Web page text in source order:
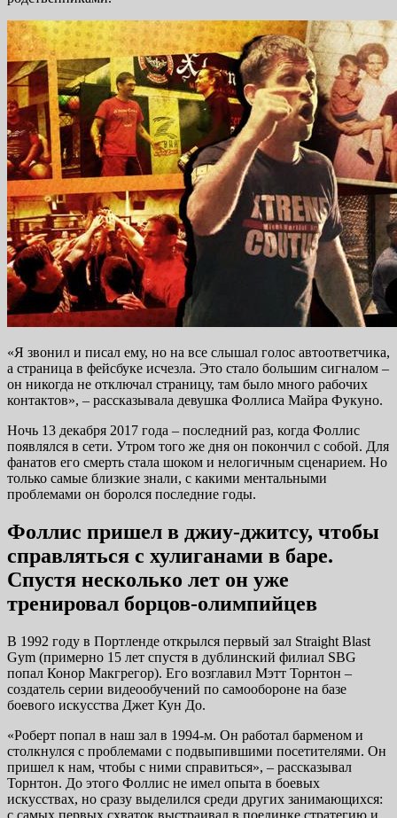
«Я звонил и писал ему, но на все слышал голос автоответчика,
а страница в фейсбуке исчезла. Это стало большим сигналом –
он никогда не отключал страницу, там было много рабочих
контактов», – рассказывала девушка Фоллиса Майра Фукуно.
Ночь 13 декабря 2017 года – последний раз, когда Фоллис
появлялся в сети. Утром того же дня он покончил с собой. Для
фанатов его смерть стала шоком и нелогичным сценарием. Но
только самые близкие знали, с какими ментальными
проблемами он боролся последние годы.
Фоллис пришел в джиу-джитсу, чтобы
справляться с хулиганами в баре.
Спустя несколько лет он уже
тренировал борцов-олимпийцев
В 1992 году в Портленде открылся первый зал Straight Blast
Gym (примерно 15 лет спустя в дублинский филиал SBG
попал Конор Макгрегор). Его возглавил Мэтт Торнтон –
создатель серии видеообучений по самообороне на базе
боевого искусства Джет Кун До.
«Роберт попал в наш зал в 1994-м. Он работал барменом и
столкнулся с проблемами с подвыпившими посетителями. Он
пришел к нам, чтобы с ними справиться», – рассказывал
Торнтон. До этого Фоллис не имел опыта в боевых
искусствах, но сразу выделился среди других занимающихся:
с самых первых схваток выстраивал в поединке стратегию и